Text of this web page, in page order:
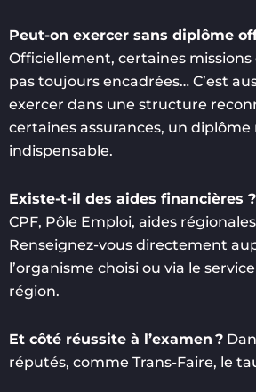
Peut-on exercer sans diplôme
Officiellement, certaines missions
pas toujours encadrées… C’est
exercer dans une structure
certaines assurances, un diplôme
indispensable.
Existe-t-il des aides financières ?
CPF, Pôle Emploi, aides
Renseignez-vous directement
l’organisme choisi ou via le
région.
Et côté réussite à l’examen ?
réputés, comme Trans-Faire, le